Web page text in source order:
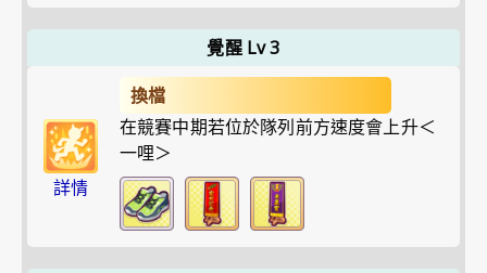
覺醒 Lv 3
詳情
換檔
在競賽中期若位於隊列前方速度會上升＜
一哩＞